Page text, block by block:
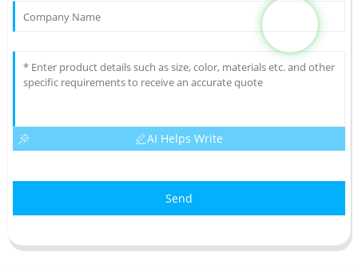
AI Helps Write
Send